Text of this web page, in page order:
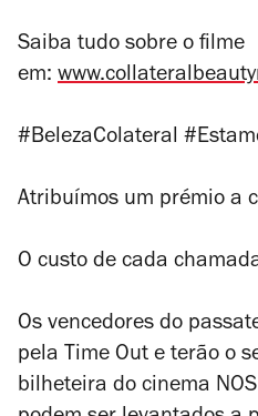
Saiba tudo sobre o filme
em:
#BelezaColateral
Atribuímos um prémio a
O custo de cada
Os vencedores do
pela Time Out e terão o
bilheteira do cinema